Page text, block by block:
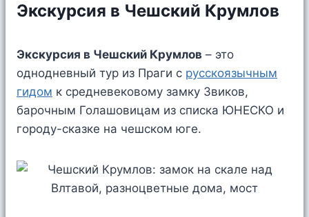
Экскурсия в Чешский Крумлов
Экскурсия в Чешский Крумлов – это
однодневный тур из Праги с русскоязычным
гидом к средневековому замку Звиков,
барочным Голашовицам из списка ЮНЕСКО и
городу-сказке на чешском юге.